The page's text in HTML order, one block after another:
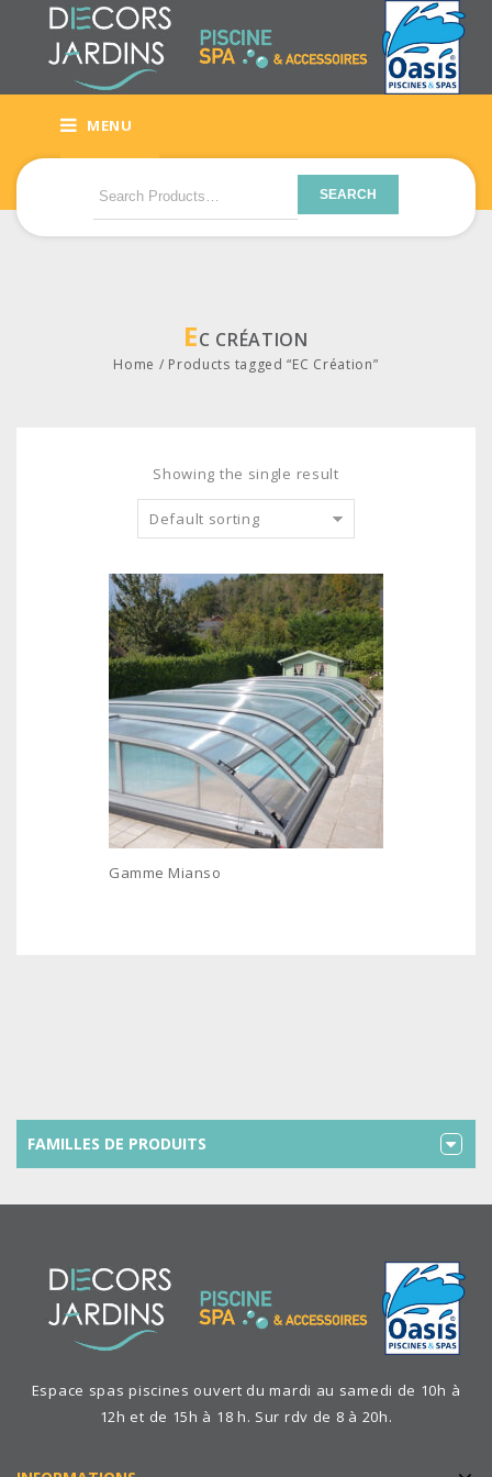
MENU
SEARCH
EC CRÉATION
Home / Products tagged “EC Création”
Showing the single result
Default sorting
Gamme Mianso
FAMILLES DE PRODUITS
Espace spas piscines ouvert du mardi au samedi de 10h à
12h et de 15h à 18 h. Sur rdv de 8 à 20h.